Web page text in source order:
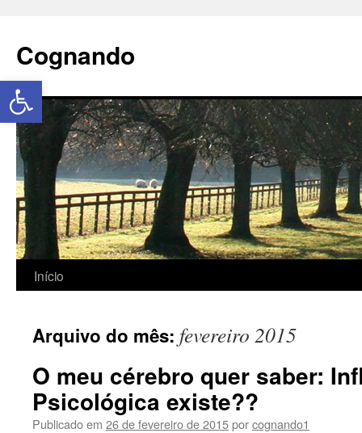
Abrir a barra de ferramentas
Cognando
Início
Arquivo do mês: fevereiro 2015
O meu cérebro quer saber:
Psicológica existe??
Publicado em 26 de fevereiro de 2015porcognando1